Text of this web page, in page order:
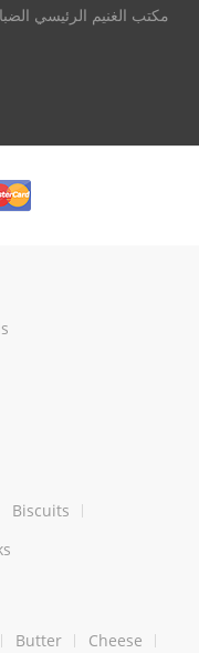
مكتب الغنيم الرئيسي
Biscuits
Butter Cheese